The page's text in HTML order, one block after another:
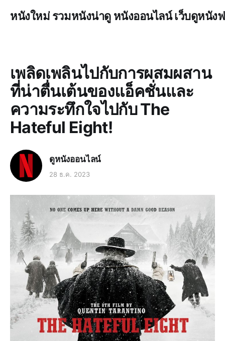
หนังใหม่ รวมหนังน่าดู หนังออนไลน์ เว็บดูหนัง
เพลิดเพลินไปกับการผสมผสาน
ที่น่าตื่นเต้นของแอ็คชั่นและ
ความระทึกใจไปกับ The
Hateful Eight!
ดูหนังออนไลน์
28 ธ.ค. 2023